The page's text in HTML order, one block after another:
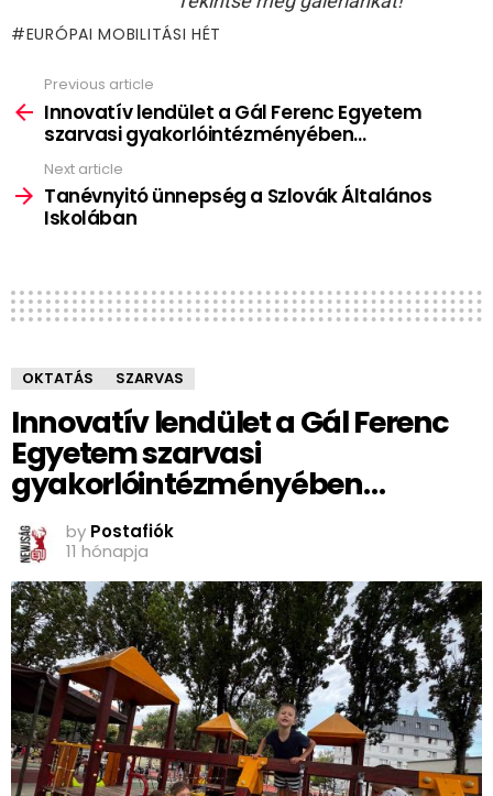
EURÓPAI MOBILITÁSI HÉT
more
Previous article
Innovatív lendület a Gál Ferenc Egyetem
szarvasi gyakorlóintézményében…
Next article
Tanévnyitó ünnepség a Szlovák Általános
Iskolában
OKTATÁS SZARVAS
Innovatív lendület a Gál Ferenc
Egyetem szarvasi
gyakorlóintézményében…
by Postafiók
11 hónapja